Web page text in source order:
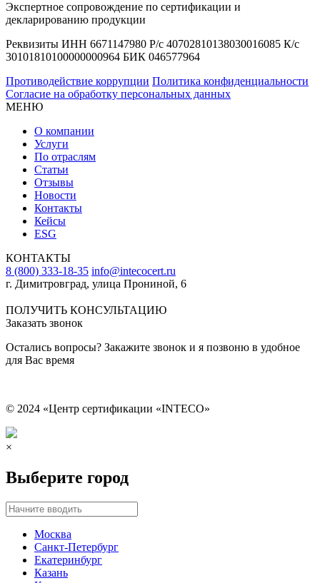
Экспертное сопровождение по сертификации и
декларированию продукции
Реквизиты ИНН 6671147980 Р/с 40702810138030016085 К/с
30101810100000000964 БИК 046577964
Противодействие коррупции Политика конфиденциальности
Согласие на обработку персональных данных
МЕНЮ
О компании
Услуги
По отраслям
Статьи
Отзывы
Новости
Контакты
Кейсы
ESG
КОНТАКТЫ
8 (800) 333-18-35 info@intecocert.ru
г. Димитровград, улица Прониной, 6
ПОЛУЧИТЬ КОНСУЛЬТАЦИЮ
Заказать звонок
Остались вопросы? Закажите звонок и я позвоню в удобное
для Вас время
© 2024 «Центр сертификации «INTECO»
×
Выберите город
Москва
Санкт-Петербург
Екатеринбург
Казань